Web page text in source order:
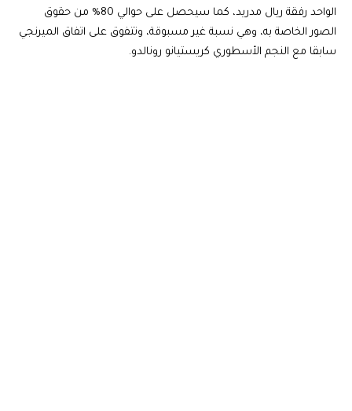
الواحد رفقة ريال مدريد، كما سيحصل على حوالي 80% من حقوق
الصور الخاصة به، وهي نسبة غير مسبوقة، وتتفوق على اتفاق الميرنجي
سابقا مع النجم الأسطوري كريستيانو رونالدو.